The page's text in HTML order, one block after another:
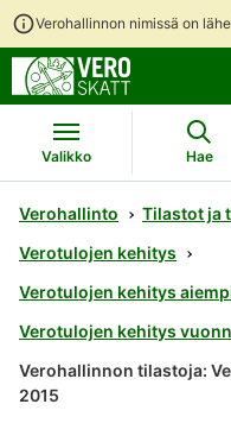
Verohallinnon nimissä on
Valikko Hae
Verohallinto
Tilastot ja
Verotulojen kehitys
Verotulojen kehitys
Verotulojen kehitys
Verohallinnon tilastoja:
2015